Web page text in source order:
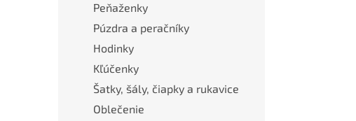
Peňaženky
Púzdra a peračníky
Hodinky
Kľúčenky
Šatky, šály, čiapky a rukavice
Oblečenie